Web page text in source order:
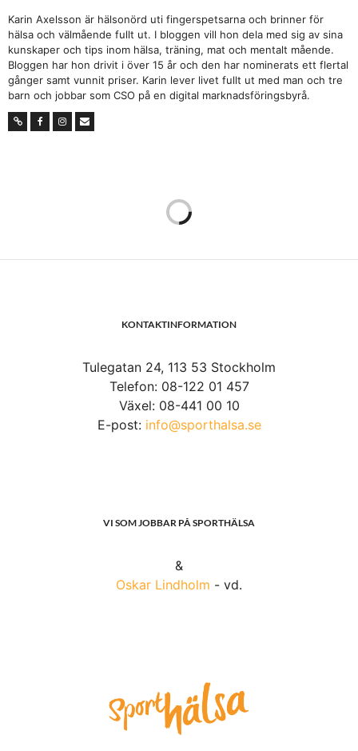
Karin Axelsson är hälsonörd uti fingerspetsarna och brinner för
hälsa och välmående fullt ut. I bloggen vill hon dela med sig av sina
kunskaper och tips inom hälsa, träning, mat och mentalt mående.
Bloggen har hon drivit i över 15 år och den har nominerats ett flertal
gånger samt vunnit priser. Karin lever livet fullt ut med man och tre
barn och jobbar som CSO på en digital marknadsföringsbyrå.
ÄMNESOMSÄTTNING
KOLL PÅ DEM!
Känner du igen dig i att du har gått upp några oönskade
kilo i vikt de senaste åren?Har kilona smugit sig på
utan att du har tänkt på det?Du är inte ensam. Det är